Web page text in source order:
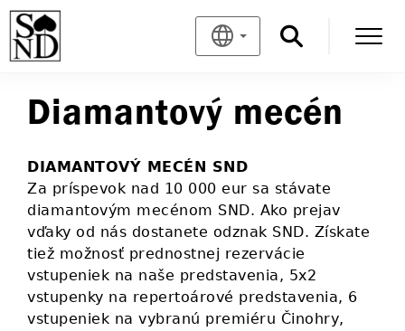
Diamantový mecén
DIAMANTOVÝ MECÉN SND
Za príspevok nad 10 000 eur sa stávate
diamantovým mecénom SND. Ako prejav
vďaky od nás dostanete odznak SND. Získate
tiež možnosť prednostnej rezervácie
vstupeniek na naše predstavenia, 5x2
vstupenky na repertoárové predstavenia, 6
vstupeniek na vybranú premiéru Činohry,